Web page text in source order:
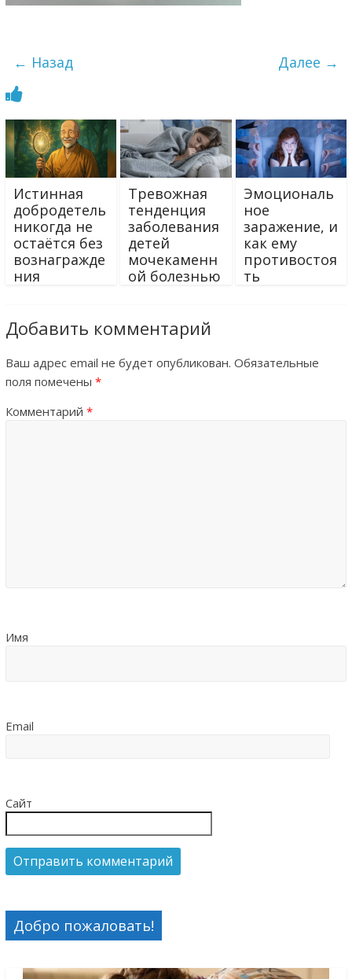
← Назад Далее →
Истинная
добродетель
никогда не
остаётся без
вознагражде
ния
Тревожная
тенденция
заболевания
детей
мочекаменн
ой болезнью
Эмоциональ
ное
заражение, и
как ему
противостоя
ть
Добавить комментарий
Ваш адрес email не будет опубликован. Обязательные
поля помечены *
Комментарий *
Имя
Email
Сайт
Добро пожаловать!